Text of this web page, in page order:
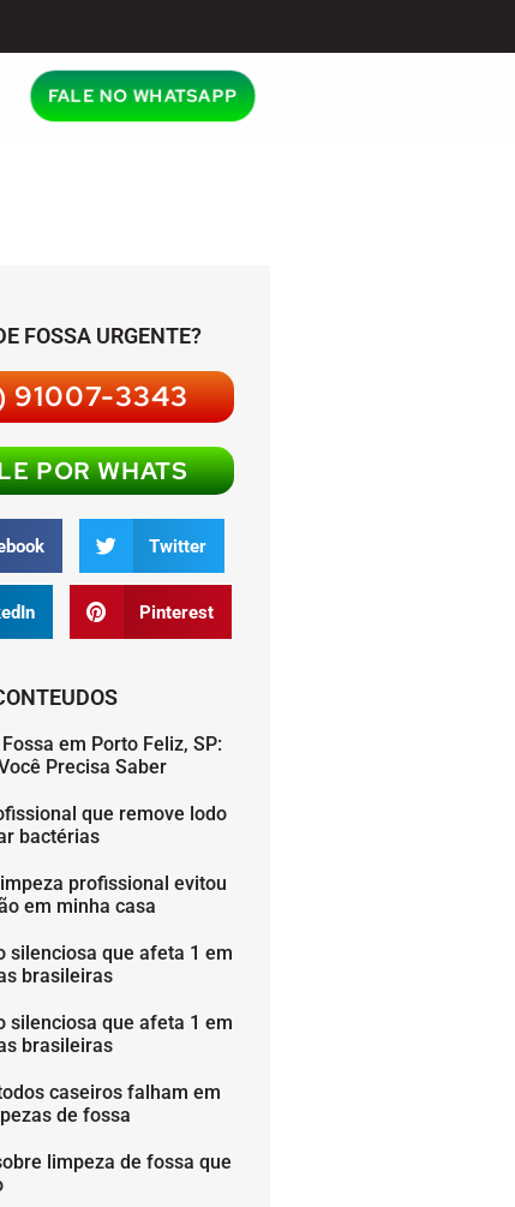
FALE NO WHATSAPP
FOSSA URGENTE?
91007-3343
POR WHATS
Twitter
Pinterest
em Porto Feliz, SP:
Precisa Saber
que remove lodo
bactérias
profissional evitou
em minha casa
silenciosa que afeta 1 em
brasileiras
silenciosa que afeta 1 em
brasileiras
caseiros falham em
de fossa
limpeza de fossa que